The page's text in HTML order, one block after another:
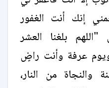
إنك أنت الغفور
"اللهم بلغنا العشر
عرفة وأنت راضٍ
والنجاة من النار،